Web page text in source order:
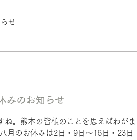
せ
みのお知らせ
ね。熊本の皆様のことを思えばわが
八月のお休みは2日・9日～16日・23